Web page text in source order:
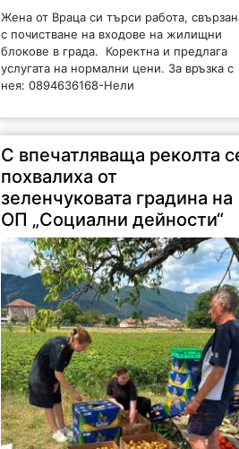
Жена от Враца си търси работа,
с почистване на входове на жилищни
блокове в града. Коректна и предлага
услугата на нормални цени. За връзка с
нея: 0894636168-Нели
С впечатляваща реколта
похвалиха от
зеленчуковата градина на
ОП „Социални дейности“